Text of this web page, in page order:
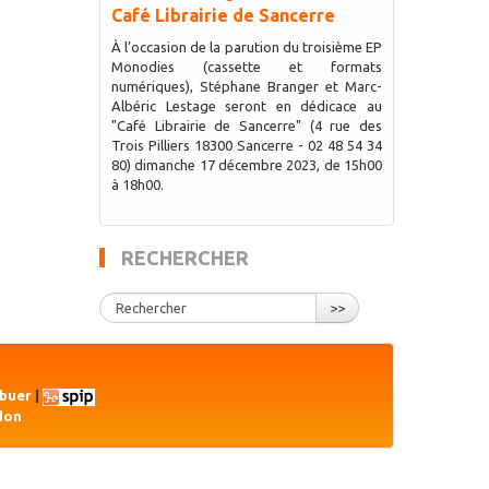
Café Librairie de Sancerre
À l’occasion de la parution du troisième EP
Monodies (cassette et formats
numériques), Stéphane Branger et Marc-
Albéric Lestage seront en dédicace au
"Café Librairie de Sancerre" (4 rue des
Trois Pilliers 18300 Sancerre - 02 48 54 34
80) dimanche 17 décembre 2023, de 15h00
à 18h00.
RECHERCHER
>>